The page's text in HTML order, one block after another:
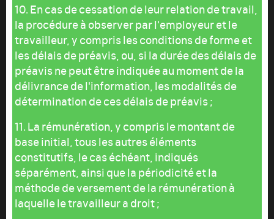
10. En cas de cessation de leur relation de travail,
la procédure à observer par l'employeur et le
travailleur, y compris les conditions de forme et
les délais de préavis, ou, si la durée des délais de
préavis ne peut être indiquée au moment de la
délivrance de l'information, les modalités de
détermination de ces délais de préavis ;
11. La rémunération, y compris le montant de
base initial, tous les autres éléments
constitutifs, le cas échéant, indiqués
séparément, ainsi que la périodicité et la
méthode de versement de la rémunération à
laquelle le travailleur a droit ;